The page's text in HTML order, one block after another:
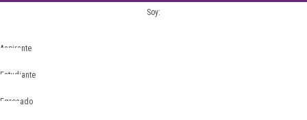
Soy:
Aspirante
Estudiante
Egresado